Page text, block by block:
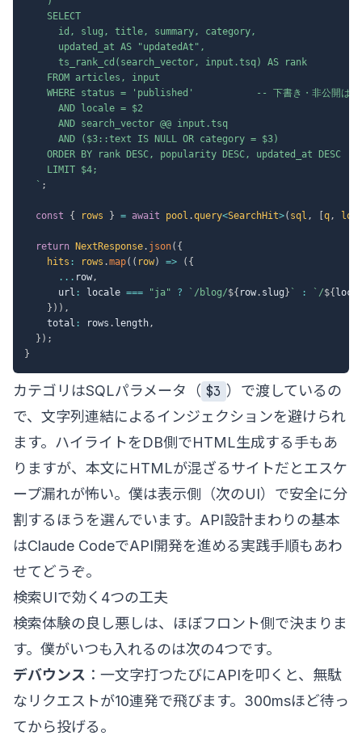
    SELECT
      id, slug, title, summary, category,
      updated_at AS "updatedAt",
      ts_rank_cd(search_vector, input.tsq) AS rank
    FROM articles, input
WHERE status = 'published'           -- 下書き・非公開は返
      AND locale = $2
      AND search_vector @@ input.tsq
      AND ($3::text IS NULL OR category = $3)
    ORDER BY rank DESC, popularity DESC, updated_at DESC
    LIMIT $4;
` ;
const { rows } = await pool .query<SearchHit>( sql , q,
return NextResponse. json( {
    hits
: rows .map( ( row) => ( {
... row,
      url
: locale === "ja" ? ` /blog/${ row. slug } ` : ` /${
} ) ) ,
    total
: rows . length,
} ) ;
}
カテゴリはSQLパラメータ（ $3 ）で渡しているの
で、文字列連結によるインジェクションを避けられ
ます。ハイライトをDB側でHTML生成する手もあ
りますが、本文にHTMLが混ざるサイトだとエスケ
ープ漏れが怖い。僕は表示側（次のUI）で安全に分
割するほうを選んでいます。API設計まわりの基本
はClaude CodeでAPI開発を進める実践手順もあわ
せてどうぞ。
検索UIで効く4つの工夫
検索体験の良し悪しは、ほぼフロント側で決まりま
す。僕がいつも入れるのは次の4つです。
デバウンス ：一文字打つたびにAPIを叩くと、無駄
なリクエストが10連発で飛びます。300msほど待っ
てから投げる。